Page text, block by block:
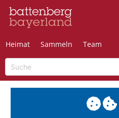
Heimat Sammeln Team